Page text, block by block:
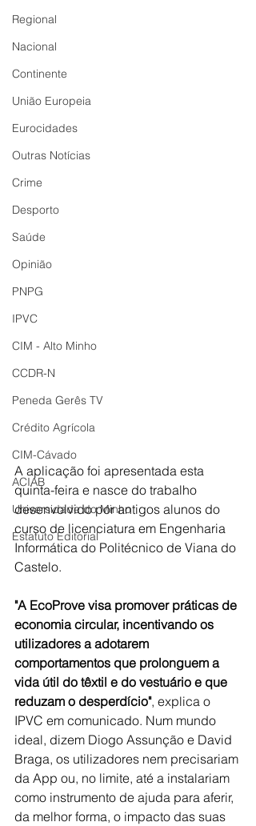
Regional
Nacional
Continente
União Europeia
Eurocidades
Outras Notícias
Crime
Desporto
Saúde
Opinião
PNPG
IPVC
CIM - Alto Minho
CCDR-N
Peneda Gerês TV
Crédito Agrícola
CIM-Cávado
ACIAB
Universidade do Minho
Estatuto Editorial
A aplicação foi apresentada esta
quinta-feira e nasce do trabalho
desenvolvido por antigos alunos do
curso de licenciatura em Engenharia
Informática do Politécnico de Viana do
Castelo.
"A EcoProve visa promover práticas de
economia circular, incentivando os
utilizadores a adotarem
comportamentos que prolonguem a
vida útil do têxtil e do vestuário e que
reduzam o desperdício", explica o
IPVC em comunicado. Num mundo
ideal, dizem Diogo Assunção e David
Braga, os utilizadores nem precisariam
da App ou, no limite, até a instalariam
como instrumento de ajuda para aferir,
da melhor forma, o impacto das suas